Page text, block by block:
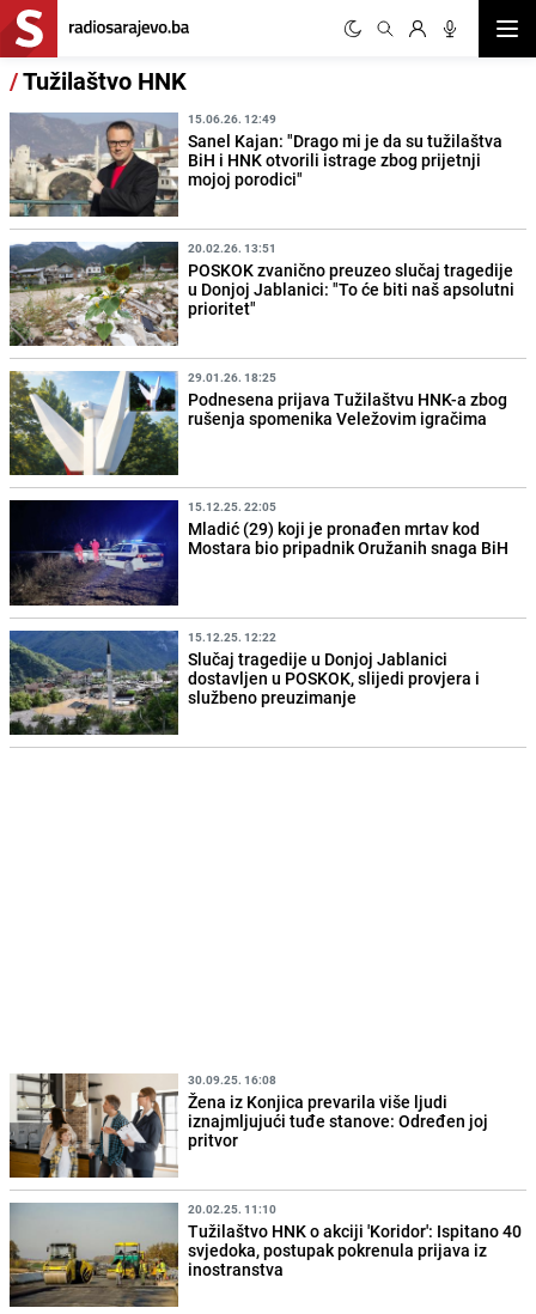
/Tužilaštvo HNK
15.06.26. 12:49
Sanel Kajan: "Drago mi je da su tužilaštva
BiH i HNK otvorili istrage zbog prijetnji
mojoj porodici"
20.02.26. 13:51
POSKOK zvanično preuzeo slučaj tragedije
u Donjoj Jablanici: "To će biti naš apsolutni
prioritet"
29.01.26. 18:25
Podnesena prijava Tužilaštvu HNK-a zbog
rušenja spomenika Veležovim igračima
15.12.25. 22:05
Mladić (29) koji je pronađen mrtav kod
Mostara bio pripadnik Oružanih snaga BiH
15.12.25. 12:22
Slučaj tragedije u Donjoj Jablanici
dostavljen u POSKOK, slijedi provjera i
službeno preuzimanje
30.09.25. 16:08
Žena iz Konjica prevarila više ljudi
iznajmljujući tuđe stanove: Određen joj
pritvor
20.02.25. 11:10
Tužilaštvo HNK o akciji 'Koridor': Ispitano 40
svjedoka, postupak pokrenula prijava iz
inostranstva